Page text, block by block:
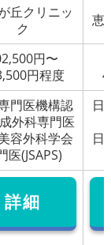
丘クリニッ
ク
恵
円〜
円程度
門医機構認
外科専門医
容外科学会
医(JSAPS)
日
日
詳細